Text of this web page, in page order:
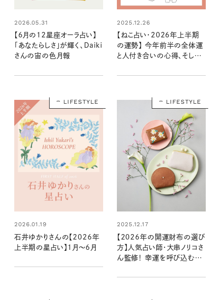
2026.05.31
【6月の12星座オーラ占い】
「あなたらしさ」が輝く、Daiki
さんの宙の色月報
2025.12.26
【ねこ占い・2026年上半期
の運勢】 今年前半の全体運
と人付き合いの心得、そして
LIFESTYLE
2026.01.19
石井ゆかりさんの【2026年
上半期の星占い】1月～6月
LIFESTYLE
2025.12.17
【2026年の開運財布の選び
方】人気占い師・大串ノリコさ
ん監修！ 幸運を呼び込む注
き開運日は？